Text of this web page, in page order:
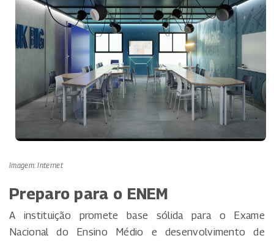
Imagem: Internet
Preparo para o ENEM
A instituição promete base sólida para o Exame
Nacional do Ensino Médio e desenvolvimento de